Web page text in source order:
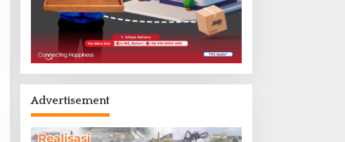
Advertisement